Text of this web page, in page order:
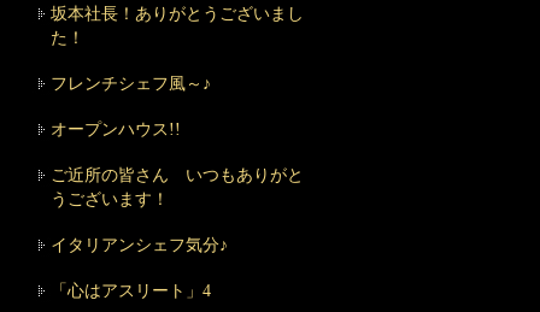
坂本社長！ありがとうございまし
た！
フレンチシェフ風～♪
オープンハウス!!
ご近所の皆さん いつもありがと
うございます！
イタリアンシェフ気分♪
「心はアスリート」4